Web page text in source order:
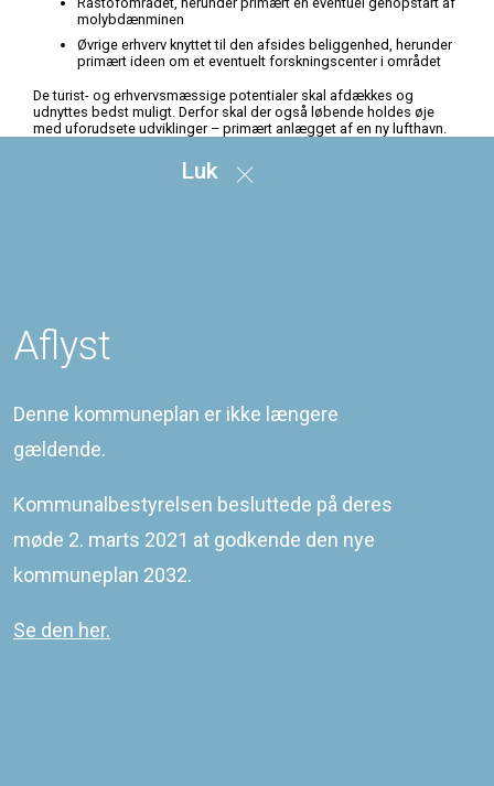
molybdænminen
Øvrige erhverv knyttet til den afsides beliggenhed, herunder
primært ideen om et eventuelt forskningscenter i området
De turist- og erhvervsmæssige potentialer skal afdækkes og
udnyttes bedst muligt. Derfor skal der også løbende holdes øje
med uforudsete udviklinger – primært anlægget af en ny lufthavn.
der opnås de størst mulige fordele lokalt – eksempelvis ved brug
af lokal arbejdskraft ved anlæg og drift.
Luk
Aflyst
Denne kommuneplan er ikke længere
gældende.
Kommunalbestyrelsen besluttede på deres
møde 2. marts 2021 at godkende den nye
kommuneplan 2032.
Se den her.